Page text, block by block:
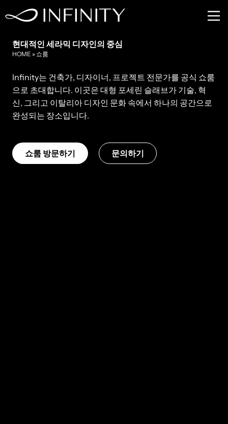
HOME » 쇼룸
쇼룸
현대적인 세라믹 디자인의 중심
Infinity는 건축가, 디자이너, 프로젝트 전문가를 공식 쇼룸
으로 초대합니다. 이곳은 대형 포세린 슬래브가 기술, 혁
신, 그리고 이탈리아 디자인 문화 속에서 하나의 공간으로
완성되는 장소입니다.
쇼룸 방문하기 문의하기